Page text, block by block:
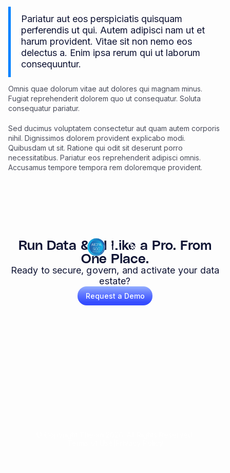
Pariatur aut eos perspiciatis quisquam
perferendis ut qui. Autem adipisci nam ut et
harum provident. Vitae sit non nemo eos
delectus a. Enim ipsa rerum qui ut laborum
consequuntur.
Omnis quae dolorum vitae aut dolores qui magnam minus.
Fugiat reprehenderit dolorem quo ut consequatur. Soluta
consequatur pariatur.
Sed ducimus voluptatem consectetur aut quam autem corporis
nihil. Dignissimos dolorem provident explicabo modi.
Quibusdam ut sit. Ratione qui odit sit deserunt porro
necessitatibus. Pariatur eos reprehenderit adipisci omnis.
Accusamus tempore tempora rem doloremque provident.
Run Data & AI Like a Pro. From
One Place.
Ready to secure, govern, and activate your data
estate?
Request a Demo